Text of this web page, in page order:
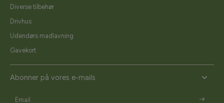
Diverse tilbehør
Drivhus
Udendørs madlavning
Gavekort
Abonner på vores e-mails
Email